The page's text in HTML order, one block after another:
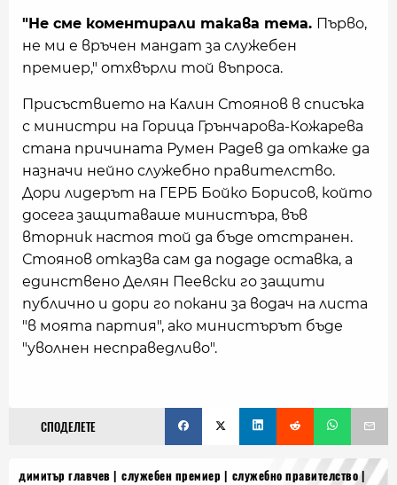
"Не сме коментирали такава тема. Първо,
не ми е връчен мандат за служебен
премиер," отхвърли той въпроса.
Присъствието на Калин Стоянов в списъка
с министри на Горица Грънчарова-Кожарева
стана причината Румен Радев да откаже да
назначи нейно служебно правителство.
Дори лидерът на ГЕРБ Бойко Борисов, който
досега защитаваше министъра, във
вторник настоя той да бъде отстранен.
Стоянов отказва сам да подаде оставка, а
единствено Делян Пеевски го защити
публично и дори го покани за водач на листа
"в моята партия", ако министърът бъде
"уволнен несправедливо".
СПОДЕЛЕТЕ
димитър главчев служебен премиер
служебно правителство